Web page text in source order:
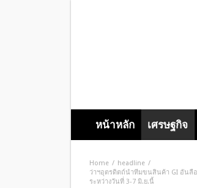
หน้าหลัก เศรษฐกิจ
Home
headline
ว่าฯอุตรดิตถ์นำทีมขนสินค้า GI อันลื
ระหว่างวันที่ 3-7 มิ.ย.นี้